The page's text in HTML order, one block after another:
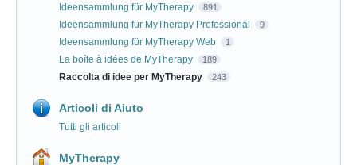
Ideensammlung für MyTherapy 891
Ideensammlung für MyTherapy Professional 9
Ideensammlung für MyTherapy Web 1
La boîte à idées de MyTherapy 189
Raccolta di idee per MyTherapy 243
Articoli di Aiuto
Tutti gli articoli
MyTherapy